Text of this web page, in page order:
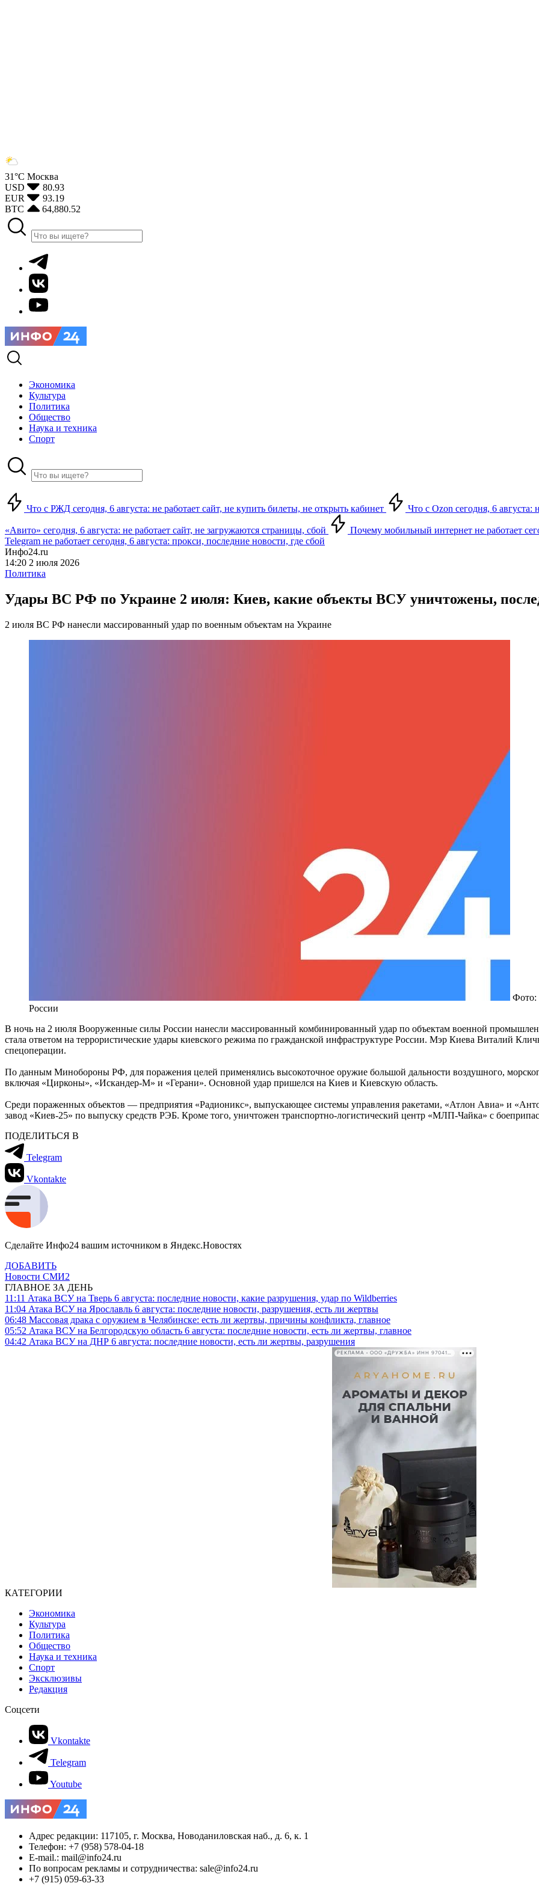
31°С Москва
USD
80.93
EUR
93.19
BTC
64,880.52
Экономика
Культура
Политика
Общество
Наука и техника
Спорт
Что с РЖД сегодня, 6 августа: не работает сайт, не купить билеты, не открыть кабинет Что с Ozon сегодня, 6 августа:
«Авито» сегодня, 6 августа: не работает сайт, не загружаются страницы, сбой Почему мобильный интернет не работает
Telegram не работает сегодня, 6 августа: прокси, последние новости, где сбой
Инфо24.ru
14:20 2 июля 2026
Политика
Удары ВС РФ по Украине 2 июля: Киев, какие объекты ВСУ уничтожены,
2 июля ВС РФ нанесли массированный удар по военным объектам на Украине
Фото:
России
В ночь на 2 июля Вооруженные силы России нанесли массированный комбинированный удар по объектам военной
стала ответом на террористические удары киевского режима по гражданской инфраструктуре России. Мэр Киева Виталий
спецоперации.
По данным Минобороны РФ, для поражения целей применялись высокоточное оружие большой дальности воздушного,
включая «Цирконы», «Искандер-М» и «Герани». Основной удар пришелся на Киев и Киевскую область.
Среди пораженных объектов — предприятия «Радионикс», выпускающее системы управления ракетами, «Атлон Авиа» и
завод «Киев-25» по выпуску средств РЭБ. Кроме того, уничтожен транспортно-логистический центр «МЛП-Чайка» с
ПОДЕЛИТЬСЯ В
Telegram
Vkontakte
Сделайте Инфо24 вашим источником в Яндекс.Новостях
ДОБАВИТЬ
Новости СМИ2
ГЛАВНОЕ ЗА ДЕНЬ
11:11 Атака ВСУ на Тверь 6 августа: последние новости, какие разрушения, удар по Wildberries
11:04 Атака ВСУ на Ярославль 6 августа: последние новости, разрушения, есть ли жертвы
06:48 Массовая драка с оружием в Челябинске: есть ли жертвы, причины конфликта, главное
05:52 Атака ВСУ на Белгородскую область 6 августа: последние новости, есть ли жертвы, главное
04:42 Атака ВСУ на ДНР 6 августа: последние новости, есть ли жертвы, разрушения
РЕКЛАМА • ООО «ДРУЖБА» ИНН 9704146411
КАТЕГОРИИ
Экономика
Культура
Политика
Общество
Наука и техника
Спорт
Эксклюзивы
Редакция
Соцсети
Vkontakte
Telegram
Youtube
Адрес редакции: 117105, г. Москва, Новоданиловская наб., д. 6, к. 1
Телефон: +7 (958) 578-04-18
E-mail.: mail@info24.ru
По вопросам рекламы и сотрудничества: sale@info24.ru
+7 (915) 059-63-33